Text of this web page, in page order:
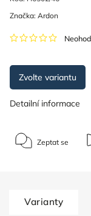
Značka: Ardon
Zvolte variantu
Detailní informace
Zeptat se
Varianty